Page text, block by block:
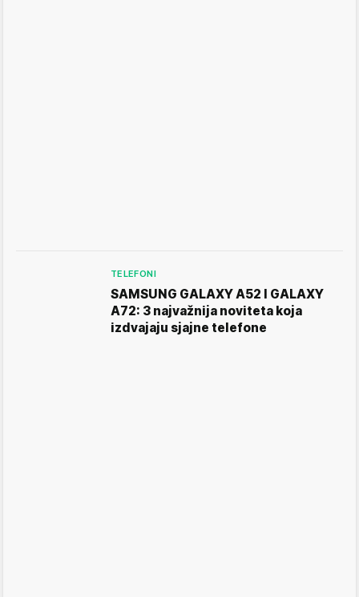
TELEFONI
SAMSUNG GALAXY A52 I GALAXY
A72: 3 najvažnija noviteta koja
izdvajaju sjajne telefone